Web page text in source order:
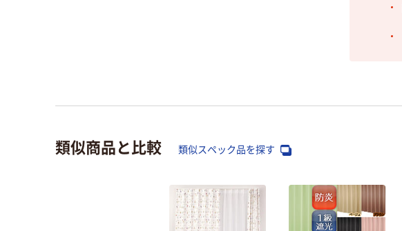
類似商品と比較 類似スペック品を探す